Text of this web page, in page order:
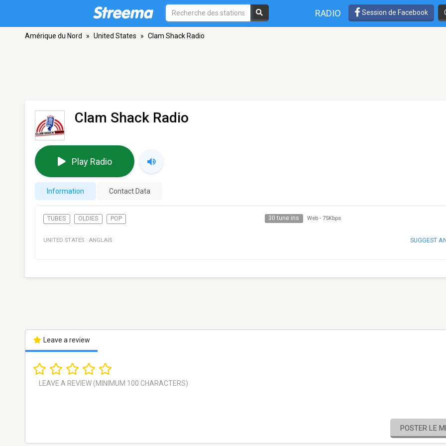
RADIO Session de Facebook
Amérique du Nord » United States » Clam Shack Radio
Clam Shack Radio
Play Radio
Information Contact Data
TUBES OLDIES POP 30 tune ins Web - 75Kbps
UNITED STATES · ANGLAIS SUGGEST
Leave a review
POSTER LE